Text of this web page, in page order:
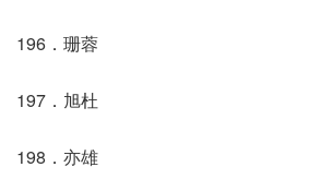
196．珊蓉
197．旭杜
198．亦雄